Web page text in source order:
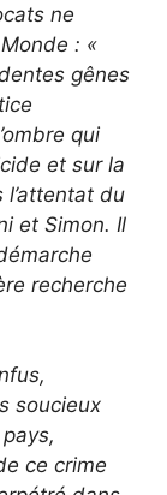
ne
: «
gênes
qui
et sur la
du
et Simon. Il
recherche
soucieux
ce crime